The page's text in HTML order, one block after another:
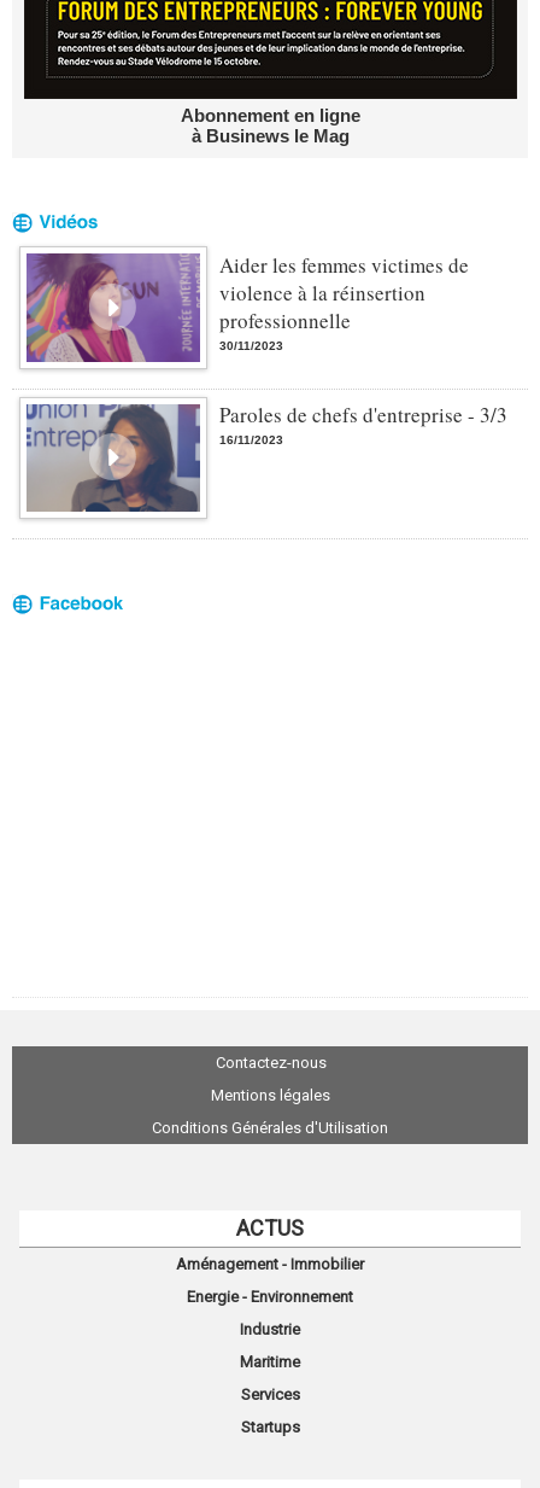
Abonnement en ligne
à Businews le Mag
Aider les femmes victimes de
violence à la réinsertion
professionnelle
30/11/2023
Paroles de chefs d'entreprise - 3/3
16/11/2023
Contactez-nous
Mentions légales
Conditions Générales d'Utilisation
ACTUS
Aménagement - Immobilier
Energie - Environnement
Industrie
Maritime
Services
Startups